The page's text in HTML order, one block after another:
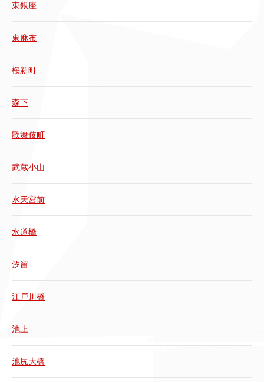
東銀座
東麻布
桜新町
森下
歌舞伎町
武蔵小山
水天宮前
水道橋
汐留
江戸川橋
池上
池尻大橋